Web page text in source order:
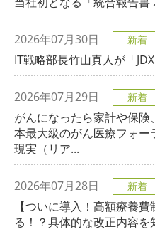
2026年07月30日 新着
IT戦略部長竹山真人が「
2026年07月29日 新着
がんになったら家計や保
本最大級のがん医療フォ
現実（リア...
2026年07月28日 新着
【ついに導入！高額療養
る！？具体的な改正内容